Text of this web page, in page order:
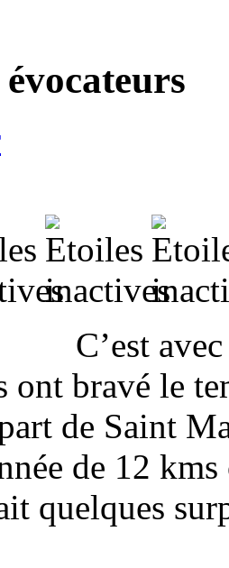
C’est
ont bravé le
de Saint
de 12
quelques